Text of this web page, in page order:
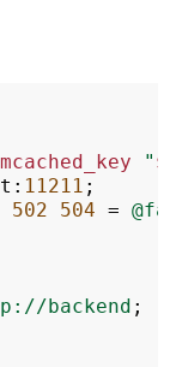
"
: 11211 ;
502 504 =
backend ;